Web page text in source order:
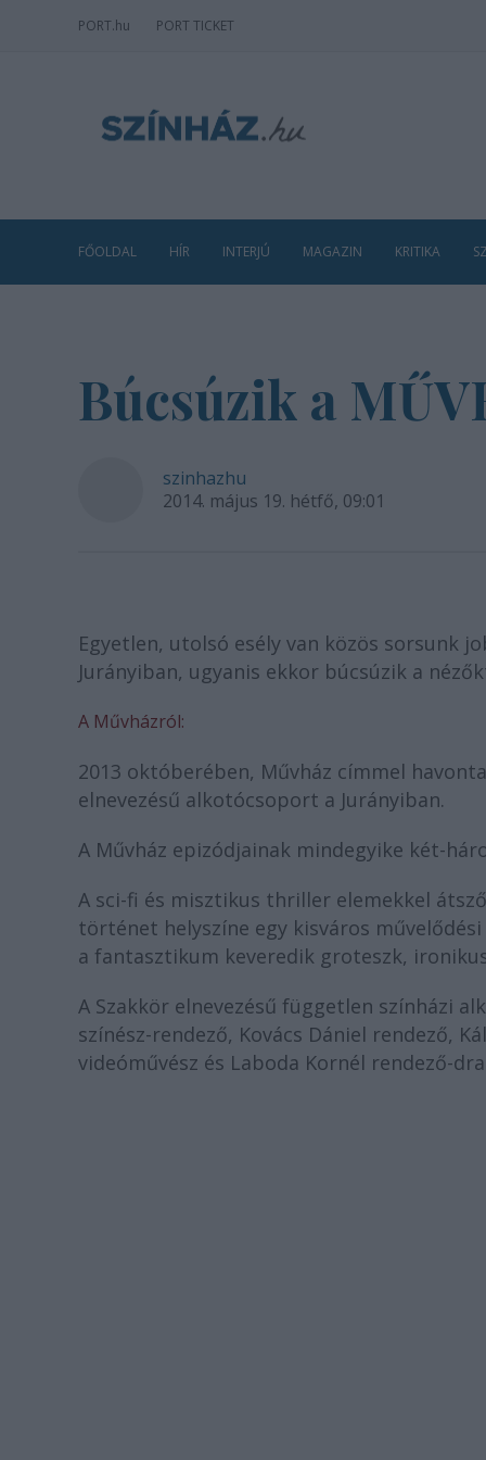
PORT.hu PORT TICKET
FŐOLDAL HÍR INTERJÚ MAGAZIN KRITIKA
Búcsúzik a
szinhazhu
2014. május 19. hétfő, 09:01
Egyetlen, utolsó esély van közös sorsunk
Jurányiban, ugyanis ekkor búcsúzik a
A Művházról:
2013 októberében, Művház címmel
elnevezésű alkotócsoport a Jurányiban.
A Művház epizódjainak mindegyike két-
A sci-fi és misztikus thriller elemekkel
történet helyszíne egy kisváros
a fantasztikum keveredik groteszk,
A Szakkör elnevezésű független színházi
színész-rendező, Kovács Dániel rendező,
videóművész és Laboda Kornél rendező-